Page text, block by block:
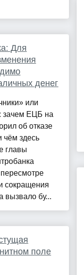
Для
денег
или
зачем ЕЦБ на
об отказе
чём здесь
главы
сокращения
вызвало бу...
поле